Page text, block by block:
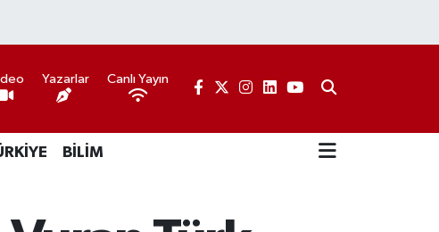
Yazarlar Canlı Yayın
BİLİM